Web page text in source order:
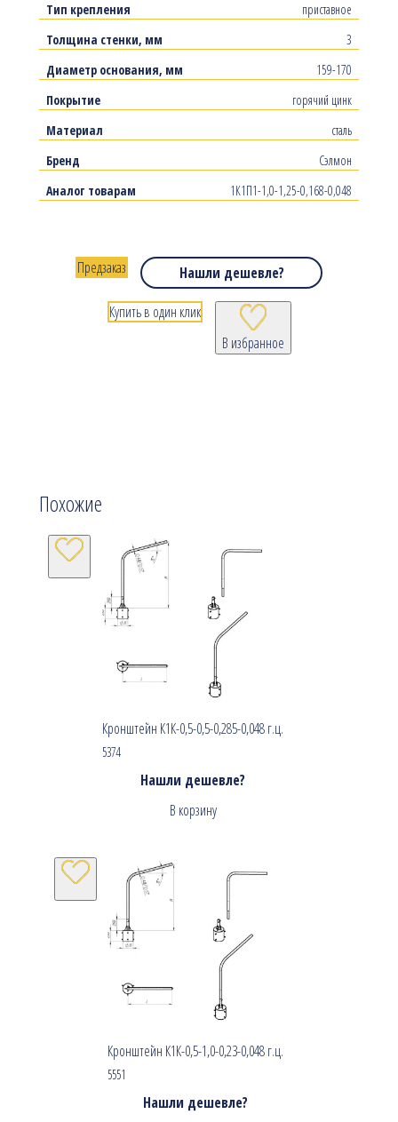
Тип крепления
приставное
Толщина стенки, мм
3
Диаметр основания, мм
159-170
Покрытие
горячий цинк
Материал
сталь
Бренд
Сэлмон
Аналог товарам
1К1П1-1,0-1,25-0,168-0,048
Нашли дешевле?
В избранное
Предзаказ
Купить в один клик
Похожие
Кронштейн К1К-0,5-0,5-0,285-0,048 г.ц.
5374
Нашли дешевле?
В корзину
Кронштейн К1К-0,5-1,0-0,23-0,048 г.ц.
5551
Нашли дешевле?